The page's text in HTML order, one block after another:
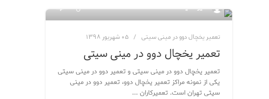
مدیر سایت
تعمیر یخچال دوو در مینی سیتی ۰۵ شهریور ۱۳۹۸
تعمیر یخچال دوو در مینی سیتی
تعمیر یخچال دوو در مینی سیتی و تعمیر دوو در مینی سیتی
یکی از نمونه مراکز تعمیر یخچال دوو، تعمیر دوو در مینی
سیتی تهران است. تعمیرکاران ...